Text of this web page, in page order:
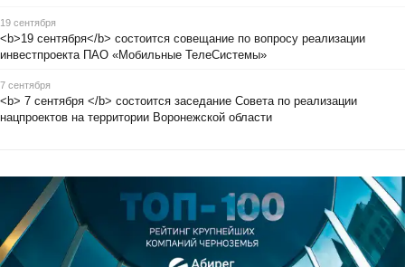
19 сентября
<b>19 сентября</b> состоится совещание по вопросу реализации
инвестпроекта ПАО «Мобильные ТелеСистемы»
7 сентября
<b> 7 сентября </b> состоится заседание Совета по реализации
нацпроектов на территории Воронежской области